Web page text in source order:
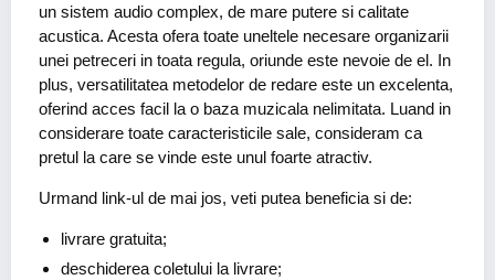
un sistem audio complex, de mare putere si calitate
acustica. Acesta ofera toate uneltele necesare organizarii
unei petreceri in toata regula, oriunde este nevoie de el. In
plus, versatilitatea metodelor de redare este un excelenta,
oferind acces facil la o baza muzicala nelimitata. Luand in
considerare toate caracteristicile sale, consideram ca
pretul la care se vinde este unul foarte atractiv.
Urmand link-ul de mai jos, veti putea beneficia si de:
livrare gratuita;
deschiderea coletului la livrare;